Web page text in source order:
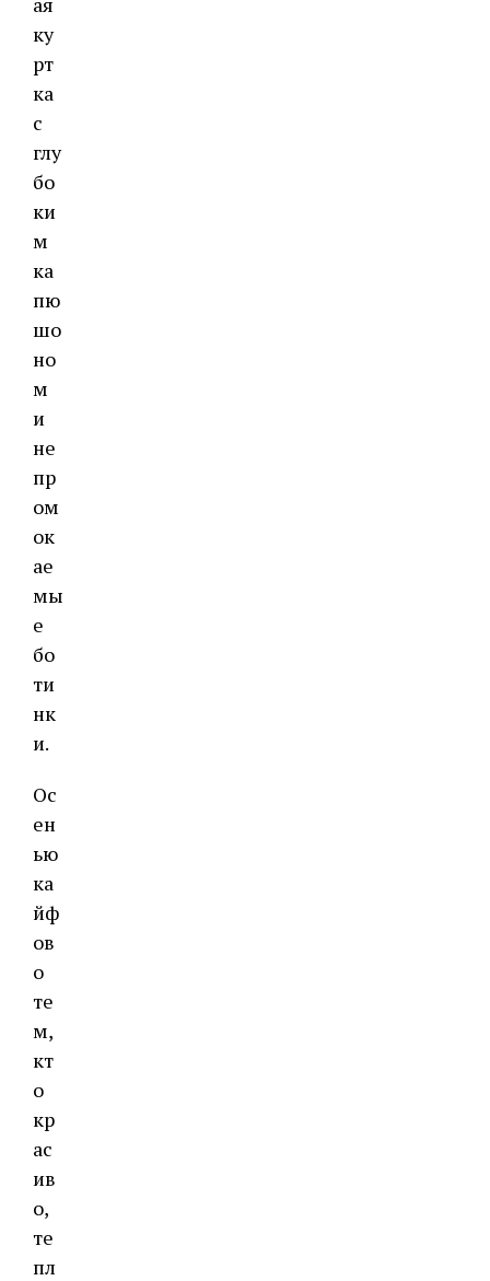
ку
рт
ка
с
глу
бо
ки
м
ка
пю
шо
но
м
и
не
пр
ом
ок
ае
мы
е
бо
ти
нк
и.
Ос
ен
ью
ка
йф
ов
о
те
м,
кт
о
кр
ас
ив
о,
те
пл